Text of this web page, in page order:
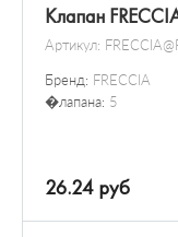
Клапан
Артикул:
Бренд: FRECCIA
�лапана: 5
26.24 руб